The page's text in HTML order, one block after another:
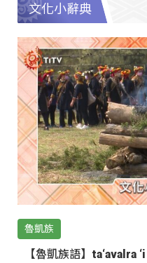
文化小辭典
魯凱族
【魯凱族語】ta‘avalra